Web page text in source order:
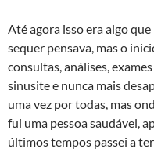
Até agora isso era algo
sequer pensava, mas o
consultas, análises,
sinusite e nunca mais
uma vez por todas, mas
fui uma pessoa saudável,
últimos tempos passei a